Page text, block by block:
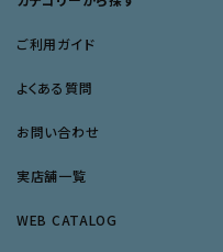
ご利用ガイド
よくある質問
お問い合わせ
実店舗一覧
WEB CATALOG